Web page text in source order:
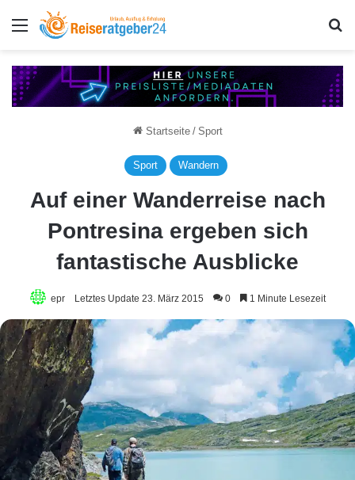
Menü
Startseite / Sport
Sport Wandern
Auf einer Wanderreise nach
Pontresina ergeben sich
fantastische Ausblicke
epr Letztes Update 23. März 2015 0 1 Minute Lesezeit